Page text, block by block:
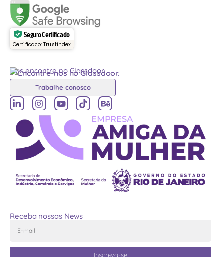
Seguro Certificado
Certificado: Trustindex
Nos encontre no Glassdoor
Trabalhe conosco
Receba nossas News
Inscreva-se